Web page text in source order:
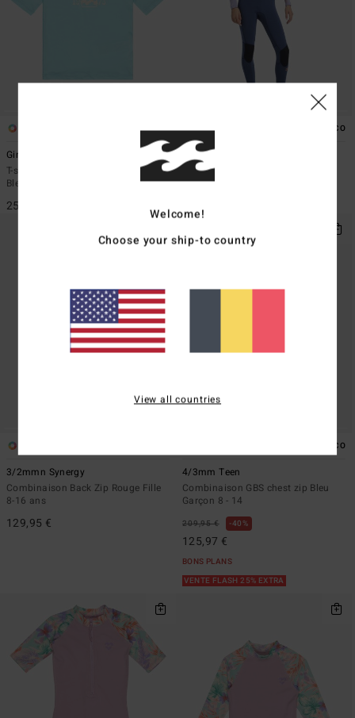
ÉCO
Girls Surf Dayz
T-shirt de surf à manches courtes
Bleu Garçon 8-16
25,95 €
1 ÉCO
3/2mmn Synergy Natural
Combinaison de surf zip poitrine
Rouge Fille 8-16 ans
189,95 €
3/2mmn Synergy
Combinaison Back Zip Rouge Fille
8-16 ans
129,95 €
ÉCO
4/3mm Teen
Combinaison GBS chest zip Bleu
Garçon 8 - 14
209,95 € 40%
125,97 €
BONS PLANS
VENTE FLASH 25% EXTRA
Welcome!
Choose your ship-to country
View all countries